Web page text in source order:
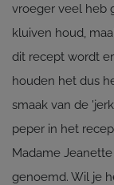
vroeger veel heb
kluiven houd,
dit recept wordt
houden het dus
smaak van de
peper in het
Madame
genoemd. Wil je